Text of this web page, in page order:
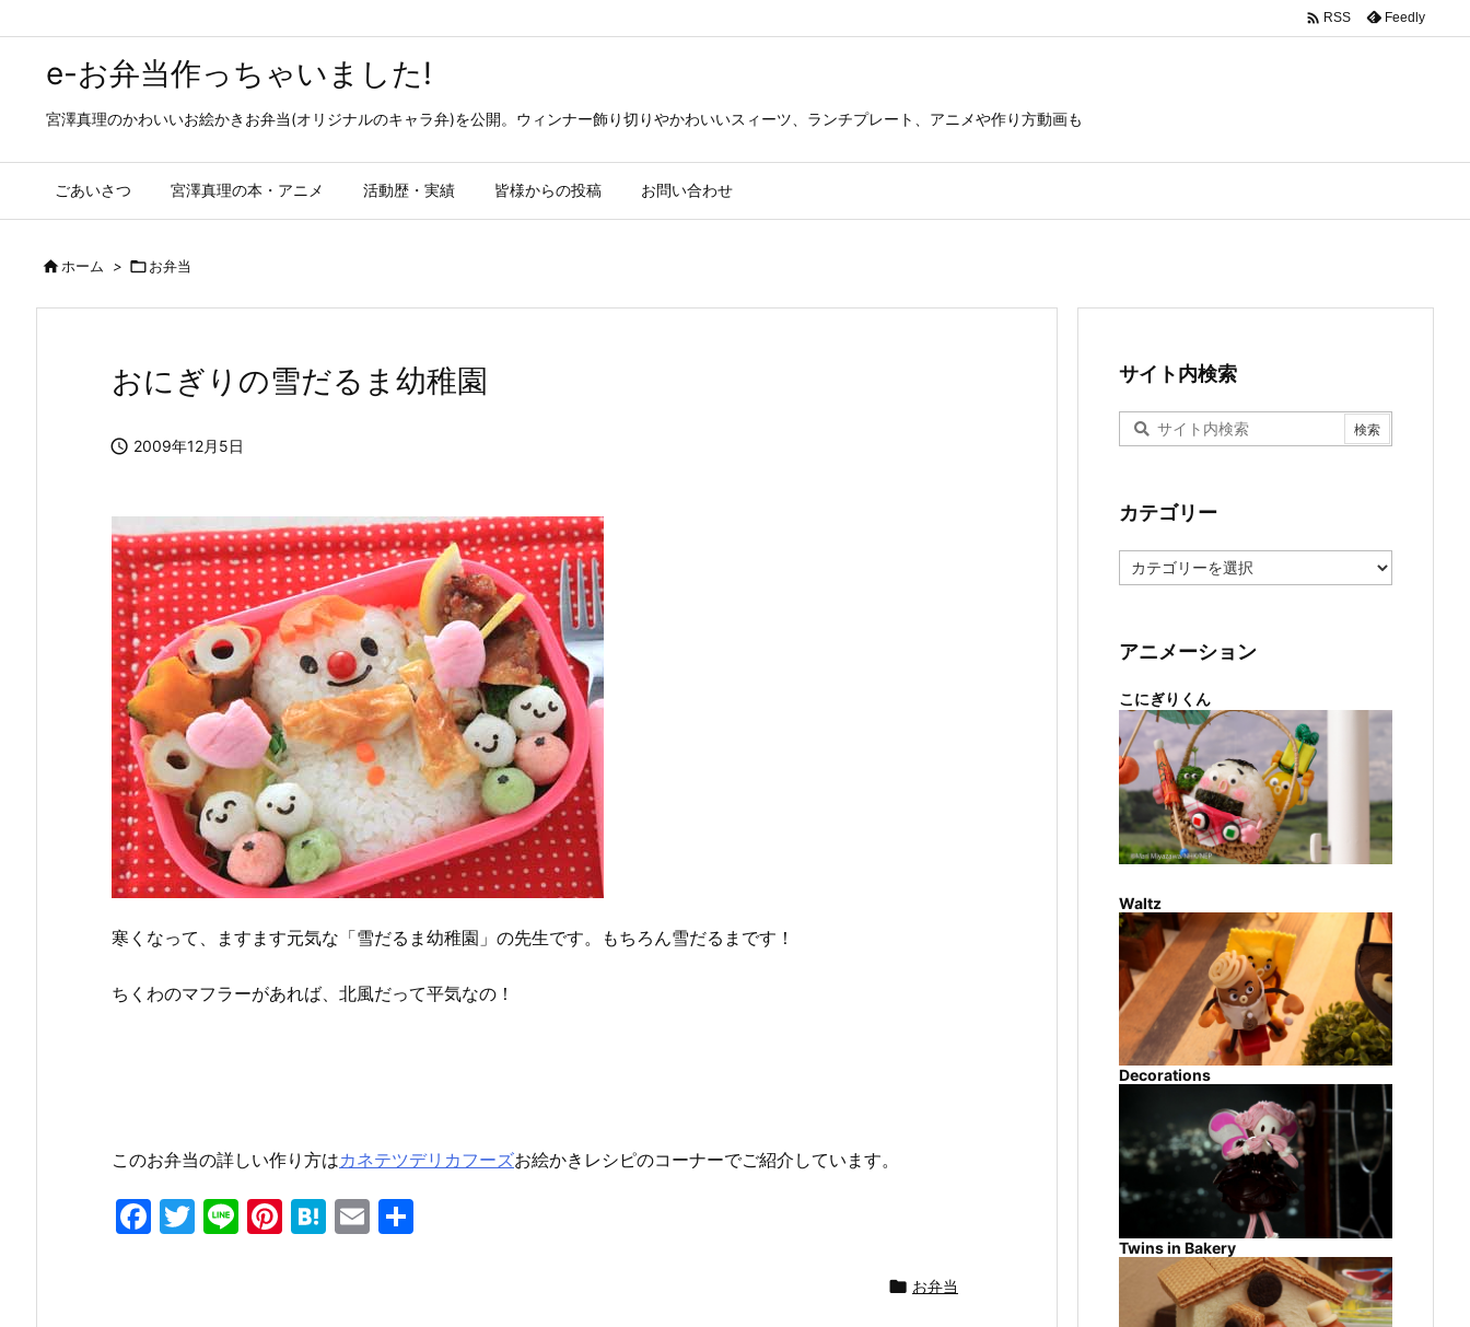
e-お弁当作っちゃいました!
宮澤真理のかわいいお絵かきお弁当(オリジナルのキャラ弁)を公開。ウィンナー飾り切りやかわいいスィーツ、ランチプレート、アニメや作り方動画も
ごあいさつ 宮澤真理の本・アニメ 活動歴・実績 皆様からの投稿 お問い合わせ
 RSS Feedly
ホーム > お弁当
おにぎりの雪だるま幼稚園
 2009年12月5日
寒くなって、ますます元気な「雪だるま幼稚園」の先生です。もちろん雪だるまです！
ちくわのマフラーがあれば、北風だって平気なの！
このお弁当の詳しい作り方はカネテツデリカフーズお絵かきレシピのコーナーでご紹介しています。
F
T
Li Pi H
E
 お弁当
サイト内検索
カテゴリー
テ
ー
アニメーション
こにぎりくん
Waltz
Decorations
Twins in Bakery